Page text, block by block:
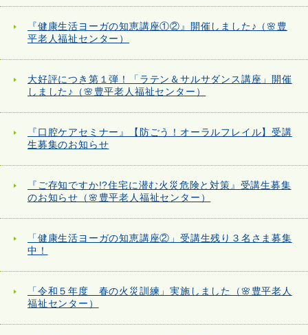
『健康生活ヨーガの知恵講座①②』開催しました♪（🌸豊
平老人福祉センター）
大好評につき第１弾！「ラテン＆サルサダンス講座」開催
しました♪（🌸豊平老人福祉センター）
『口腔ケアセミナー』【防ごう！オーラルフレイル】受講
生募集のお知らせ
『ご存知ですか!?住宅に潜む火災危険と対策』受講生募集
のお知らせ（🌸豊平老人福祉センター）
「健康生活ヨーガの知恵講座②」受講生残り３名さま募集
中！
「令和５年度 春の火災訓練」実施しました（🌸豊平老人
福祉センター）